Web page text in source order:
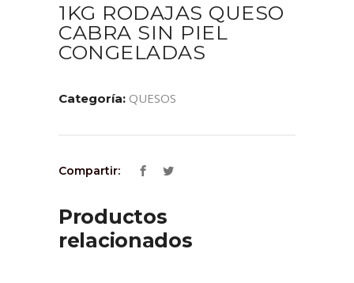
1KG RODAJAS QUESO
CABRA SIN PIEL
CONGELADAS
Categoría: QUESOS
Compartir:
Productos
relacionados